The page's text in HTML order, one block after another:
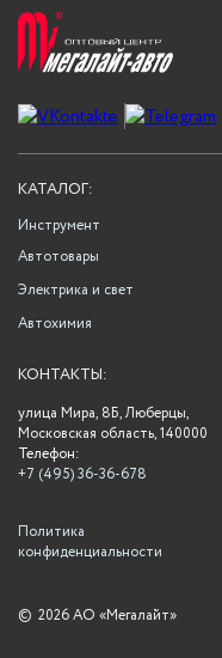
КАТАЛОГ:
Инструмент
Автотовары
Электрика и свет
Автохимия
КОНТАКТЫ:
улица Мира, 8Б, Люберцы,
Московская область, 140000
Телефон:
+7 (495) 36-36-678
Политика
конфиденциальности
© 2026 АО «Мегалайт»